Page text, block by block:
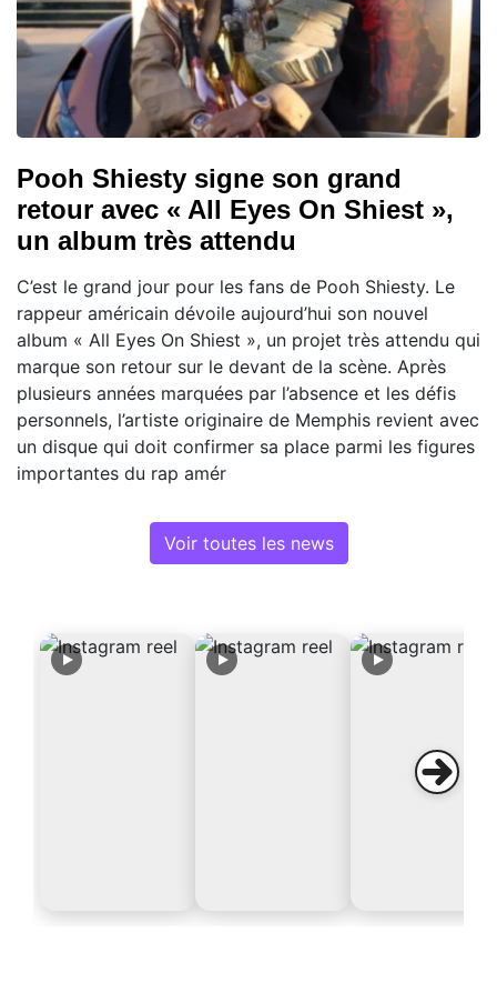
Pooh Shiesty signe son grand
retour avec « All Eyes On Shiest »,
un album très attendu
C’est le grand jour pour les fans de Pooh Shiesty. Le
rappeur américain dévoile aujourd’hui son nouvel
album « All Eyes On Shiest », un projet très attendu qui
marque son retour sur le devant de la scène. Après
plusieurs années marquées par l’absence et les défis
personnels, l’artiste originaire de Memphis revient avec
un disque qui doit confirmer sa place parmi les figures
importantes du rap amér
Voir toutes les news